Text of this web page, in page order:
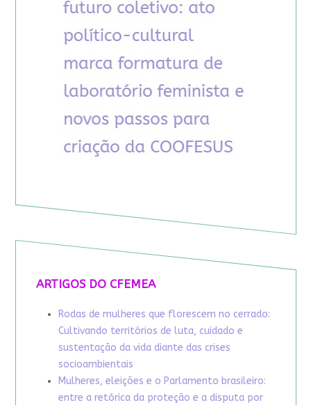
ARTIGOS DO CFEMEA
Rodas de mulheres que florescem no cerrado:
Cultivando territórios de luta, cuidado e
sustentação da vida diante das crises
socioambientais
Mulheres, eleições e o Parlamento brasileiro:
entre a retórica da proteção e a disputa por